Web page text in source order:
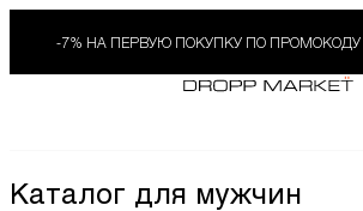
-7% НА ПЕРВУЮ ПОКУПКУ ПО ПРОМОКОДУ
Каталог для мужчин